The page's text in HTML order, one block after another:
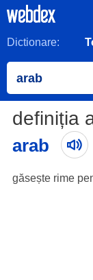
Dictionare:
definiția
arab
găsește rime